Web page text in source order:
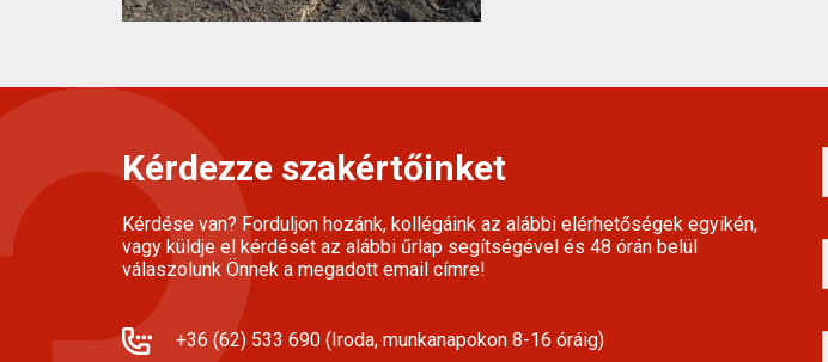
Kérdezze szakértőinket
Kérdése van? Forduljon hozánk, kollégáink az alábbi elérhetőségek egyikén,
vagy küldje el kérdését az alábbi űrlap segítségével és 48 órán belül
válaszolunk Önnek a megadott email címre!
+36 (62) 533 690 (Iroda, munkanapokon 8-16 óráig)